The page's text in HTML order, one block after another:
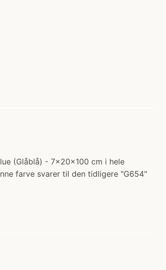
(Glåblå) - 7x20x100 cm i hele
farve svarer til den tidligere "G654"